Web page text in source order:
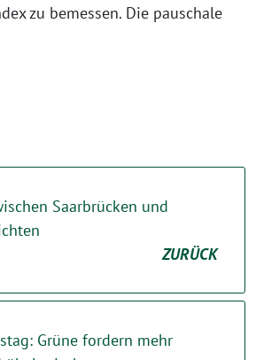
zu bemessen. Die pauschale
Saarbrücken und
ZURÜCK
Grüne fordern mehr